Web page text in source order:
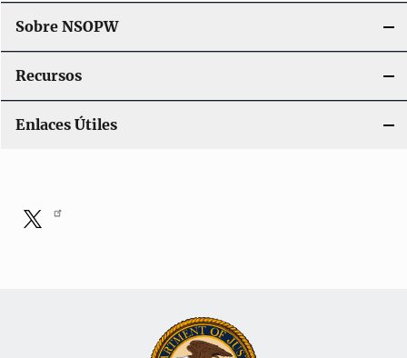
Sobre NSOPW
Recursos
Enlaces Útiles